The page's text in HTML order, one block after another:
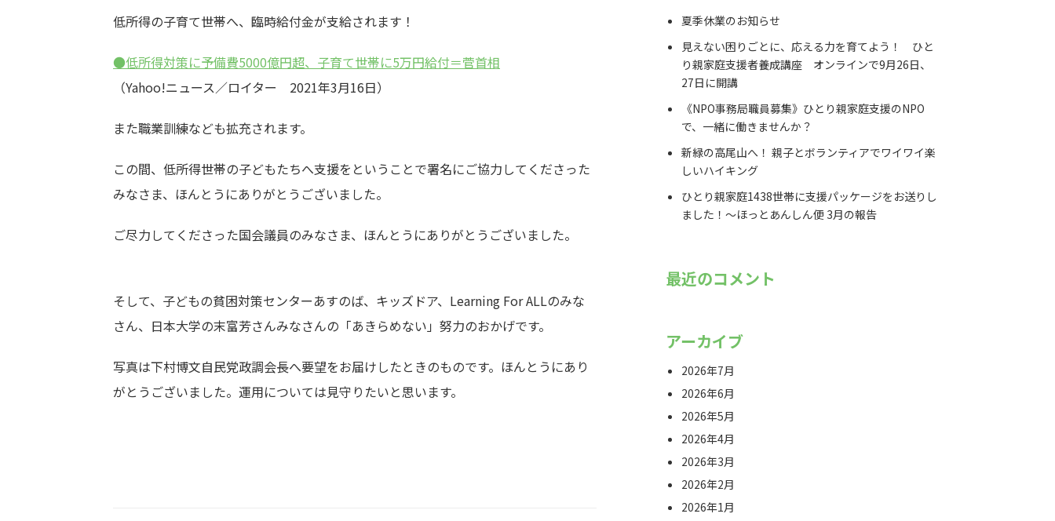
低所得の子育て世帯へ、臨時給付金が支給されます！
●低所得対策に予備費5000億円超、子育て世帯に5万円給付＝菅首相
（Yahoo!ニュース／ロイター 2021年3月16日）
また職業訓練なども拡充されます。
この間、低所得世帯の子どもたちへ支援をということで署名にご協力してくださった
みなさま、ほんとうにありがとうございました。
ご尽力してくださった国会議員のみなさま、ほんとうにありがとうございました。
そして、子どもの貧困対策センターあすのば、キッズドア、Learning For ALLのみな
さん、日本大学の末富芳さんみなさんの「あきらめない」努力のおかげです。
写真は下村博文自民党政調会長へ要望をお届けしたときのものです。ほんとうにあり
がとうございました。運用については見守りたいと思います。
夏季休業のお知らせ
見えない困りごとに、応える力を育てよう！ ひと
り親家庭支援者養成講座 オンラインで9月26日、
27日に開講
《NPO事務局職員募集》ひとり親家庭支援のNPO
で、一緒に働きませんか？
新緑の高尾山へ！ 親子とボランティアでワイワイ楽
しいハイキング
ひとり親家庭1438世帯に支援パッケージをお送りし
ました！〜ほっとあんしん便 3月の報告
最近のコメント
アーカイブ
2026年7月
2026年6月
2026年5月
2026年4月
2026年3月
2026年2月
2026年1月